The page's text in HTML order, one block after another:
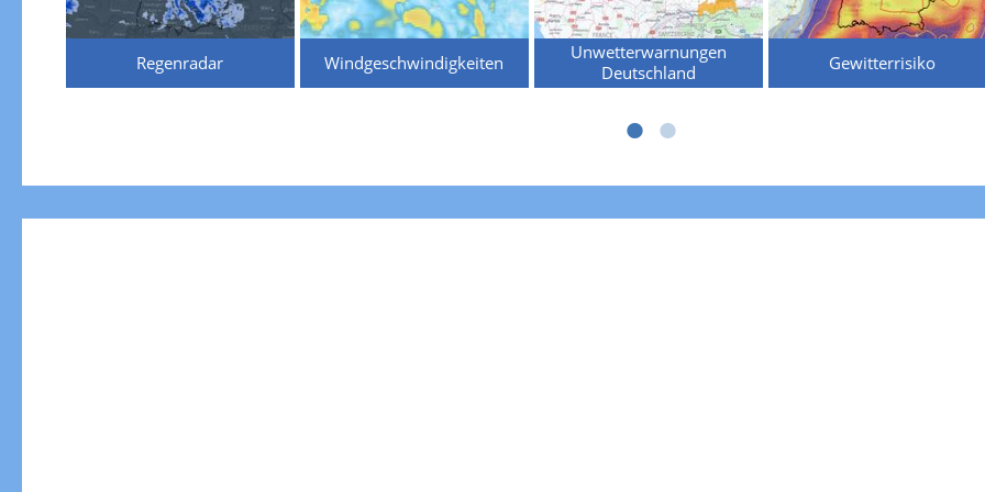
Regenradar Windgeschwindigkeiten
Unwetterwarnungen
Deutschland
Gewitterrisiko